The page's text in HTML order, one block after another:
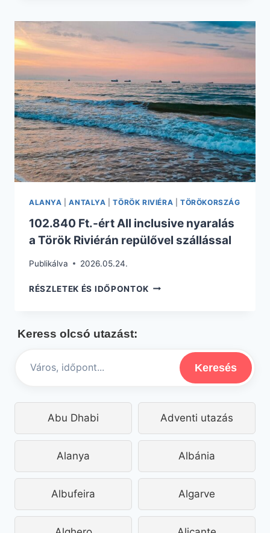
NAP
TÖRÖK
REPÜLŐVEL
+
HOTEL
REGGELIVEL
ALANYA |ANTALYA |TÖRÖK RIVIÉRA |TÖRÖKORSZÁG
102.840 Ft.-ért All inclusive nyaralás
a Török Riviérán repülővel szállással
Publikálva 2026.05.24.
RÉSZLETEK ÉS IDŐPONTOK 102.840
TÖRÖK
REPÜLŐVEL
SZÁLLÁSSAL
Keress olcsó utazást:
Keresés
Abu Dhabi Adventi utazás
Alanya Albánia
Albufeira Algarve